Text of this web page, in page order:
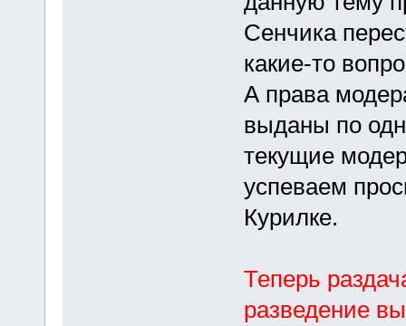
Сенчика
какие-то
А права
выданы по
текущие
успеваем
Курилке.
Теперь
разведение